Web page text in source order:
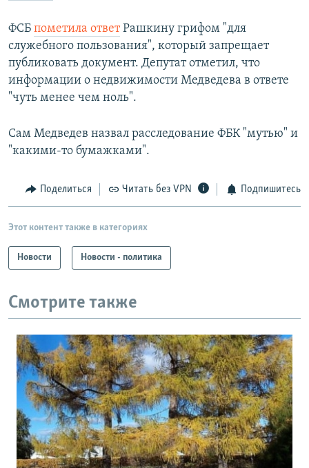
ФСБ пометила ответРашкину грифом "для
служебного пользования", который запрещает
публиковать документ. Депутат отметил, что
информации о недвижимости Медведева в ответе
"чуть менее чем ноль".
Сам Медведев назвал расследование ФБК "мутью" и
"какими-то бумажками".
Поделиться Читать без VPN Подпишитесь
Этот контент также в категориях
Новости Новости - политика
Смотрите также